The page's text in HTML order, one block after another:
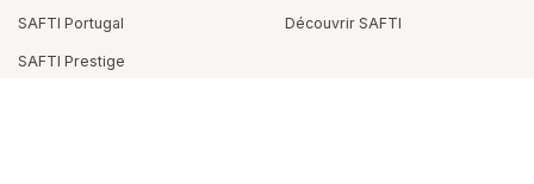
SAFTI Portugal
SAFTI Prestige
Découvrir SAFTI